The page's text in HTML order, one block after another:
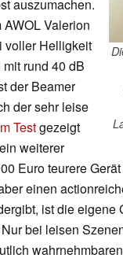
auszumachen.
Valerion
voller Helligkeit
rund 40 dB
der Beamer
der sehr leise
Testgezeigt
weiterer
Euro teurere
einen
ist die eigene
bei leisen